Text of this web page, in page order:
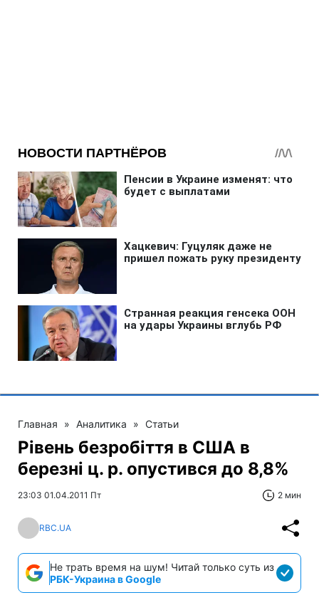
Главная » Аналитика » Статьи
Рівень безробіття в США в
березні ц. р. опустився до 8,8%
23:03 01.04.2011 Пт 2 мин
RBC.UA
Не трать время на шум! Читай только суть из
РБК-Украина в Google